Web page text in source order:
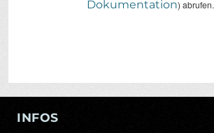
Dokumentation) abrufen.
INFOS